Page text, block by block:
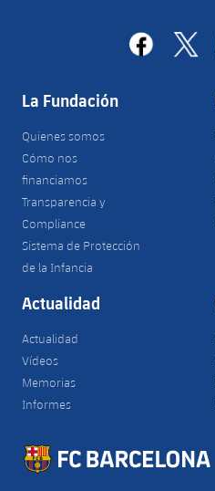
facebook
x
La Fundación
Quienes somos
Cómo nos
financiamos
Transparencia y
Compliance
Sistema de Protección
de la Infancia
Actualidad
Actualidad
Vídeos
Memorias
Informes